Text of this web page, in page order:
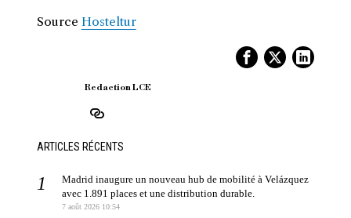
Source Hosteltur
Redaction LCE
ARTICLES RÉCENTS
Madrid inaugure un nouveau hub de mobilité à Velázquez
avec 1.891 places et une distribution durable.
7 août 2026 10:54